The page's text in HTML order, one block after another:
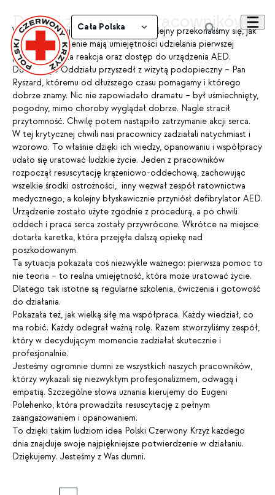
Cała Polska
Dumni z naszych pracowników!
Wczoraj, 13 maja 2026 roku, po raz kolejny przekonaliśmy się, jak
ogromne znaczenie mają umiejętności udzielania pierwszej
pomocy, szybka reakcja oraz dostęp do urządzenia AED.
Do naszego Oddziału przyszedł z wizytą podopieczny – Pan
Ryszard, któremu od dłuższego czasu pomagamy i którego
dobrze znamy. Nic nie zapowiadało dramatu – był uśmiechnięty,
pogodny, mimo choroby wyglądał dobrze. Nagle stracił
przytomność. Chwilę potem nastąpiło zatrzymanie akcji serca.
W tej krytycznej chwili nasi pracownicy zadziałali natychmiast i
wzorowo. To właśnie dzięki ich wiedzy, opanowaniu i współpracy
udało się uratować ludzkie życie. Jeden z pracowników
rozpoczął resuscytację krążeniowo-oddechową, zachowując
wszelkie środki ostrożności, inny wezwał zespół ratownictwa
medycznego, a kolejny błyskawicznie przyniósł defibrylator AED.
Urządzenie zostało użyte zgodnie z procedurą, a po chwili
oddech i praca serca zostały przywrócone. Wkrótce na miejsce
dotarła karetka, która przejęła dalszą opiekę nad
poszkodowanym.
Ta sytuacja pokazała coś niezwykle ważnego: pierwsza pomoc to
nie teoria – to realna umiejętność, która może uratować życie.
Dlatego tak istotne są regularne szkolenia, ćwiczenia i gotowość
do działania.
Pokazała też, jak wielką siłę ma współpraca. Każdy wiedział, co
ma robić. Każdy odegrał ważną rolę. Razem stworzyliśmy zespół,
który w decydującym momencie zadziałał skutecznie i
profesjonalnie.
Jesteśmy ogromnie dumni ze wszystkich naszych pracowników,
którzy wykazali się niezwykłym profesjonalizmem, odwagą i
empatią. Szczególne słowa uznania kierujemy do Eugeni
Polehenko, która prowadziła resuscytację z pełnym
zaangażowaniem i opanowaniem.
To dzięki takim ludziom idea Polski Czerwony Krzyż każdego
dnia znajduje swoje najpiękniejsze potwierdzenie w działaniu.
Dziękujemy. Jesteśmy z Was dumni.